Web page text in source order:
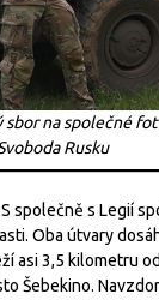
sbor na společné
Rusku
společně s Legií
Oba útvary
asi 3,5 kilometru
Šebekino.